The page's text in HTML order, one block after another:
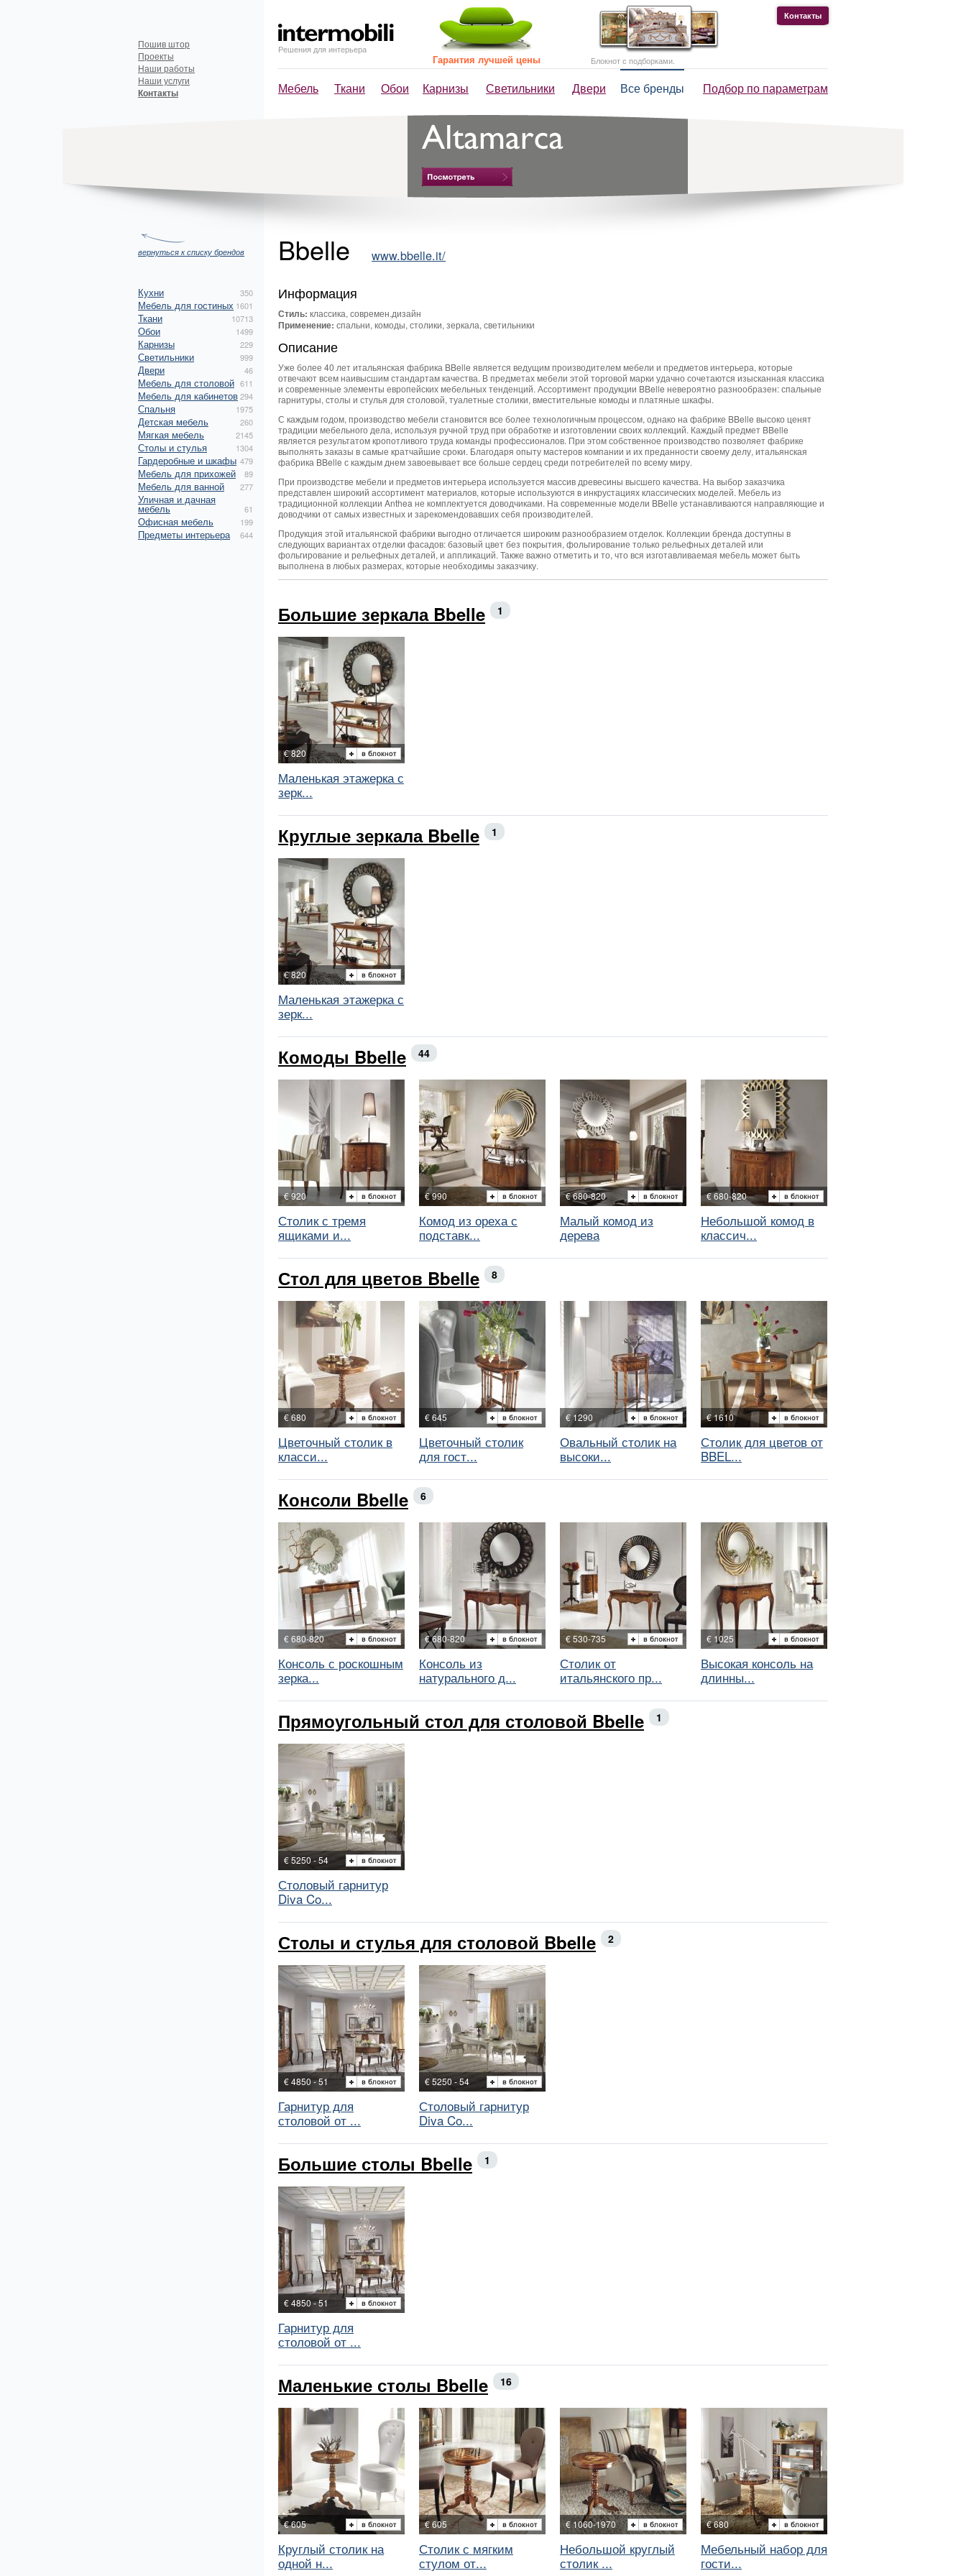
Решения для интерьера
Мебель Ткани Обои Карнизы Светильники Двери Все бренды Подбор по параметрам
Пошив штор
Проекты
Наши работы
Наши услуги
Контакты
Контакты
Гарантия лучшей цены Блокнот с подборками.
вернуться к списку брендов
Кухни 350
Мебель для гостиных 1601
Ткани 10713
Обои 1499
Карнизы 229
Светильники 999
Двери 46
Мебель для столовой 611
Мебель для кабинетов294
Спальня 1975
Детская мебель 260
Мягкая мебель 2145
Столы и стулья 1304
Гардеробные и шкафы 479
Мебель для прихожей 89
Мебель для ванной 277
Уличная и дачная
мебель 61
Офисная мебель 199
Предметы интерьера 644
Bbelle www.bbelle.it/
Информация
Стиль: классика, современ.дизайн
Применение: спальни, комоды, столики, зеркала, светильники
Описание
Уже более 40 лет итальянская фабрика BBelle является ведущим производителем мебели и предметов интерьера, которые
отвечают всем наивысшим стандартам качества. В предметах мебели этой торговой марки удачно сочетаются изысканная классика
и современные элементы европейских мебельных тенденций. Ассортимент продукции BBelle невероятно разнообразен: спальные
гарнитуры, столы и стулья для столовой, туалетные столики, вместительные комоды и платяные шкафы.
С каждым годом, производство мебели становится все более технологичным процессом, однако на фабрике BBelle высоко ценят
традиции мебельного дела, используя ручной труд при обработке и изготовлении своих коллекций. Каждый предмет BBelle
является результатом кропотливого труда команды профессионалов. При этом собственное производство позволяет фабрике
выполнять заказы в самые кратчайшие сроки. Благодаря опыту мастеров компании и их преданности своему делу, итальянская
фабрика BBelle с каждым днем завоевывает все больше сердец среди потребителей по всему миру.
При производстве мебели и предметов интерьера используется массив древесины высшего качества. На выбор заказчика
представлен широкий ассортимент материалов, которые используются в инкрустациях классических моделей. Мебель из
традиционной коллекции Anthea не комплектуется доводчиками. На современные модели BBelle устанавливаются направляющие и
доводчики от самых известных и зарекомендовавших себя производителей.
Продукция этой итальянской фабрики выгодно отличается широким разнообразием отделок. Коллекции бренда доступны в
следующих вариантах отделки фасадов: базовый цвет без покрытия, фольгирование только рельефных деталей или
фольгирование и рельефных деталей, и аппликаций. Также важно отметить и то, что вся изготавливаемая мебель может быть
выполнена в любых размерах, которые необходимы заказчику.
Большие зеркала Bbelle 1
€ 820
Маленькая этажерка с
зерк...
Круглые зеркала Bbelle 1
€ 820
Маленькая этажерка с
зерк...
Комоды Bbelle 44
€ 920
Столик с тремя
ящиками и...
€ 990
Комод из ореха с
подставк...
€ 680-820
Малый комод из
дерева
€ 680-820
Небольшой комод в
классич...
Стол для цветов Bbelle 8
€ 680
Цветочный столик в
класси...
€ 645
Цветочный столик
для гост...
€ 1290
Овальный столик на
высоки...
€ 1610
Столик для цветов от
BBEL...
Консоли Bbelle 6
€ 680-820
Консоль с роскошным
зерка...
€ 680-820
Консоль из
натурального д...
€ 530-735
Столик от
итальянского пр...
€ 1025
Высокая консоль на
длинны...
Прямоугольный стол для столовой Bbelle 1
€ 5250 - 54
Столовый гарнитур
Diva Co...
Столы и стулья для столовой Bbelle 2
€ 4850 - 51
Гарнитур для
столовой от ...
€ 5250 - 54
Столовый гарнитур
Diva Co...
Большие столы Bbelle 1
€ 4850 - 51
Гарнитур для
столовой от ...
Маленькие столы Bbelle 16
€ 605
Круглый столик на
одной н...
€ 605
Столик с мягким
стулом от...
€ 1060-1970
Небольшой круглый
столик ...
€ 680
Мебельный набор для
гости...